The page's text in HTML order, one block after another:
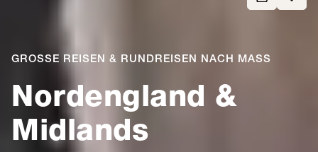
GROSSE REISEN & RUNDREISEN NACH MASS
Nordengland &
Midlands